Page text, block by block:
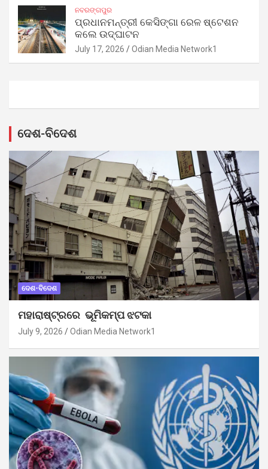
ନବରଙ୍ଗପୁର
ପ୍ରଧାନମନ୍ତ୍ରୀ କେସିଙ୍ଗା ରେଳ ଷ୍ଟେଶନ
କଲେ ଉଦ୍‌ଘାଟନ
July 17, 2026 Odian Media Network1
ଦେଶ-ବିଦେଶ
ଦେଶ-ବିଦେଶ
ମହାରାଷ୍ଟ୍ରରେ ଭୂମିକମ୍ପ ଝଟକା
July 9, 2026 Odian Media Network1